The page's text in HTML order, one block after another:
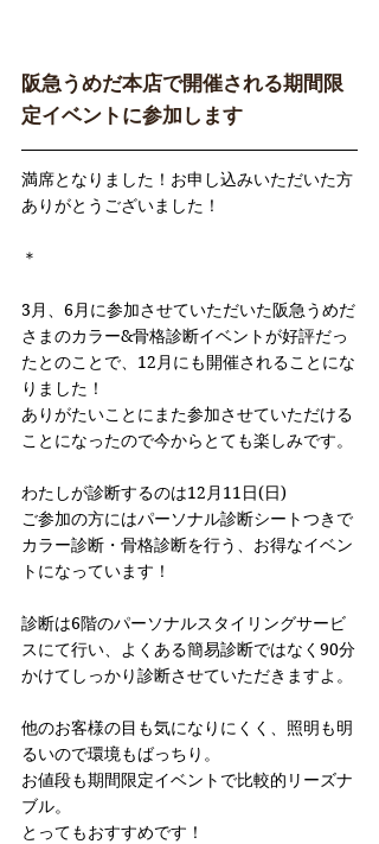
阪急うめだ本店で開催される期間限
定イベントに参加します
満席となりました！お申し込みいただいた方
ありがとうございました！
＊
3月、6月に参加させていただいた阪急うめだ
さまのカラー&骨格診断イベントが好評だっ
たとのことで、12月にも開催されることにな
りました！
ありがたいことにまた参加させていただける
ことになったので今からとても楽しみです。
わたしが診断するのは12月11日(日)
ご参加の方にはパーソナル診断シートつきで
カラー診断・骨格診断を行う、お得なイベン
トになっています！
診断は6階のパーソナルスタイリングサービ
スにて行い、よくある簡易診断ではなく90分
かけてしっかり診断させていただきますよ。
他のお客様の目も気になりにくく、照明も明
るいので環境もばっちり。
お値段も期間限定イベントで比較的リーズナ
ブル。
とってもおすすめです！